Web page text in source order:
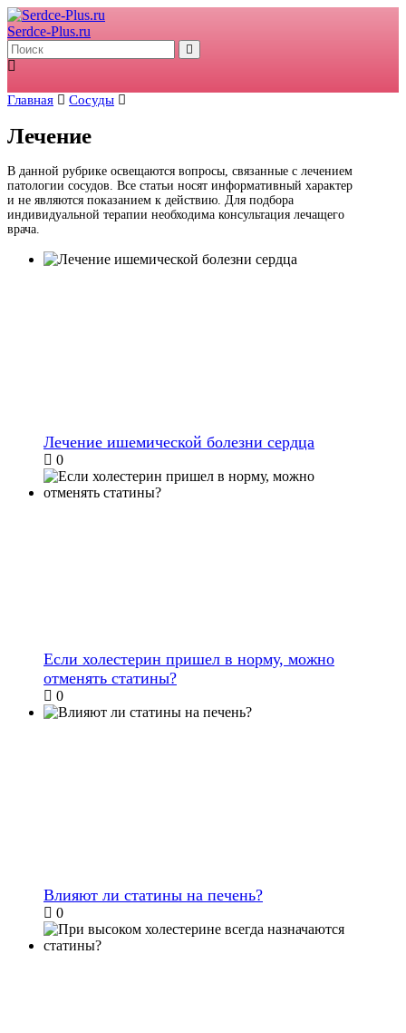
Serdce-Plus.ru
Главная Сосуды
Лечение
В данной рубрике освещаются вопросы, связанные с лечением
патологии сосудов. Все статьи носят информативный характер
и не являются показанием к действию. Для подбора
индивидуальной терапии необходима консультация лечащего
врача.
Лечение ишемической болезни сердца
0
Если холестерин пришел в норму, можно
отменять статины?
0
Влияют ли статины на печень?
0